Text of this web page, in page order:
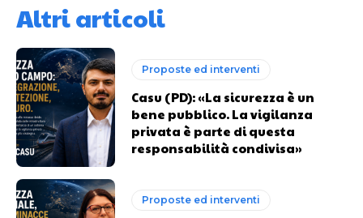
Altri articoli
Proposte ed interventi
Casu (PD): «La sicurezza è un
bene pubblico. La vigilanza
privata è parte di questa
responsabilità condivisa»
Proposte ed interventi